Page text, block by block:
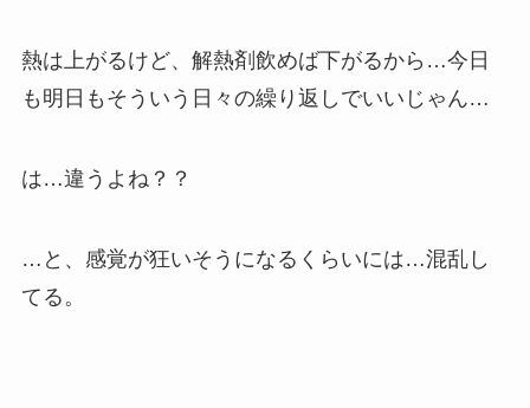
熱は上がるけど、解熱剤飲めば下がるから…今日
も明日もそういう日々の繰り返しでいいじゃん…
は…違うよね？？
…と、感覚が狂いそうになるくらいには…混乱し
てる。